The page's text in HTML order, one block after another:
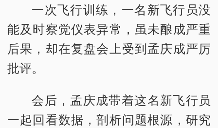
一次飞行训练，一名新飞行员没
能及时察觉仪表异常，虽未酿成严重
后果，却在复盘会上受到孟庆成严厉
批评。
会后，孟庆成带着这名新飞行员
一起回看数据，剖析问题根源，研究